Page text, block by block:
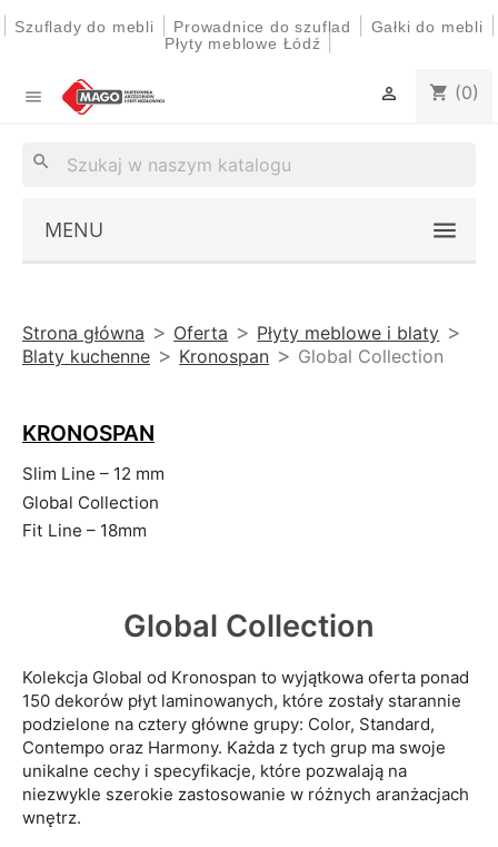
Szuflady do mebli Prowadnice do szuflad Gałki do mebli
Płyty meblowe Łódź
 shopping_cart (0)

search
MENU
Strona główna Oferta
Płyty meblowe i blaty
Blaty kuchenne
Kronospan Global Collection
KRONOSPAN
Slim Line – 12 mm
Global Collection
Fit Line – 18mm
Global Collection
Kolekcja Global od Kronospan to wyjątkowa oferta ponad
150 dekorów płyt laminowanych, które zostały starannie
podzielone na cztery główne grupy: Color, Standard,
Contempo oraz Harmony. Każda z tych grup ma swoje
unikalne cechy i specyfikacje, które pozwalają na
niezwykle szerokie zastosowanie w różnych aranżacjach
wnętrz.